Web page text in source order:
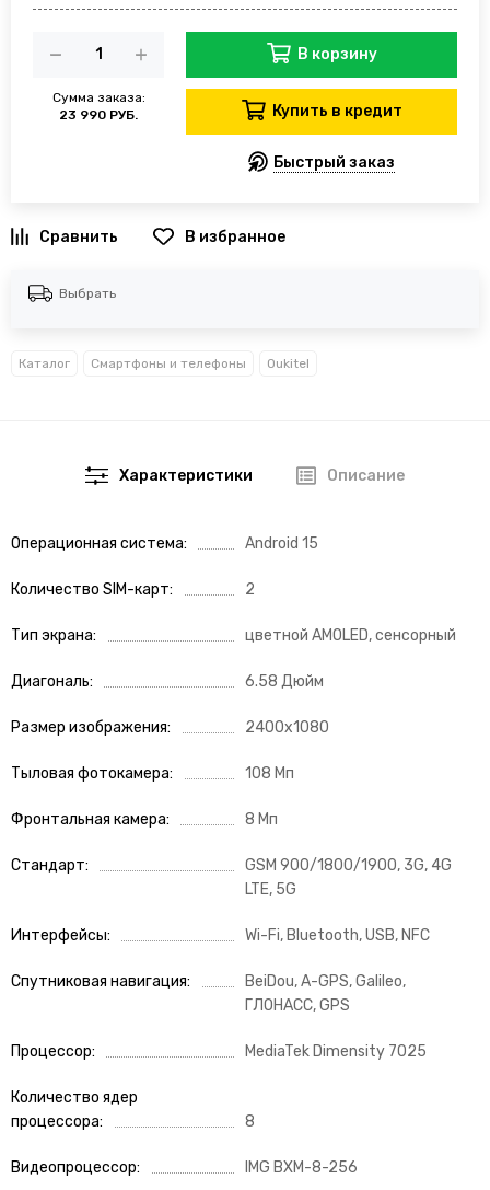
Сумма заказа:
23 990 РУБ.
В корзину
Купить в кредит
Быстрый заказ
В избранное
Выбрать
Каталог Смартфоны и телефоны Oukitel
Характеристики Описание
Операционная система Android 15
Количество SIM-карт 2
Тип экрана цветной AMOLED, сенсорный
Диагональ 6.58 Дюйм
Размер изображения 2400x1080
Тыловая фотокамера 108 Мп
Фронтальная камера 8 Мп
Стандарт
GSM 900/1800/1900, 3G, 4G
LTE, 5G
Интерфейсы Wi-Fi, Bluetooth, USB, NFC
Спутниковая навигация
BeiDou, A-GPS, Galileo,
ГЛОНАСС, GPS
Процессор MediaTek Dimensity 7025
Количество ядер
процессора
8
Видеопроцессор IMG BXM-8-256